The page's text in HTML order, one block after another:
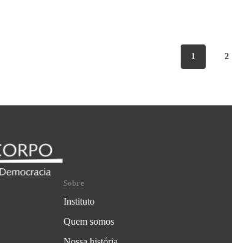
1 2
Sobre
Instituto
Quem somos